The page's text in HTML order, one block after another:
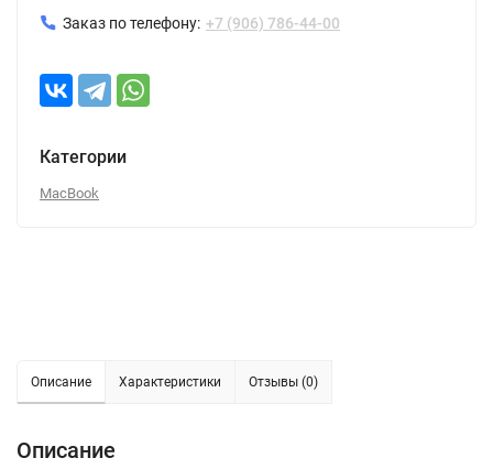
Заказ по телефону: +7 (906) 786-44-00
Категории
MacBook
Описание Характеристики Отзывы (0)
Описание